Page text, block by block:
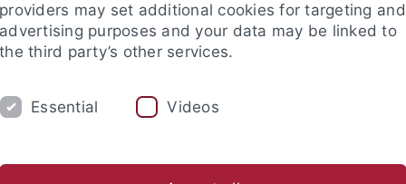
Encounters: Politics of Division Global Encounters:
College of Fellows Focus Groups
providers may set additional cookies for targeting and
advertising purposes and your data may be linked to
the third party’s other services.
Essential Videos